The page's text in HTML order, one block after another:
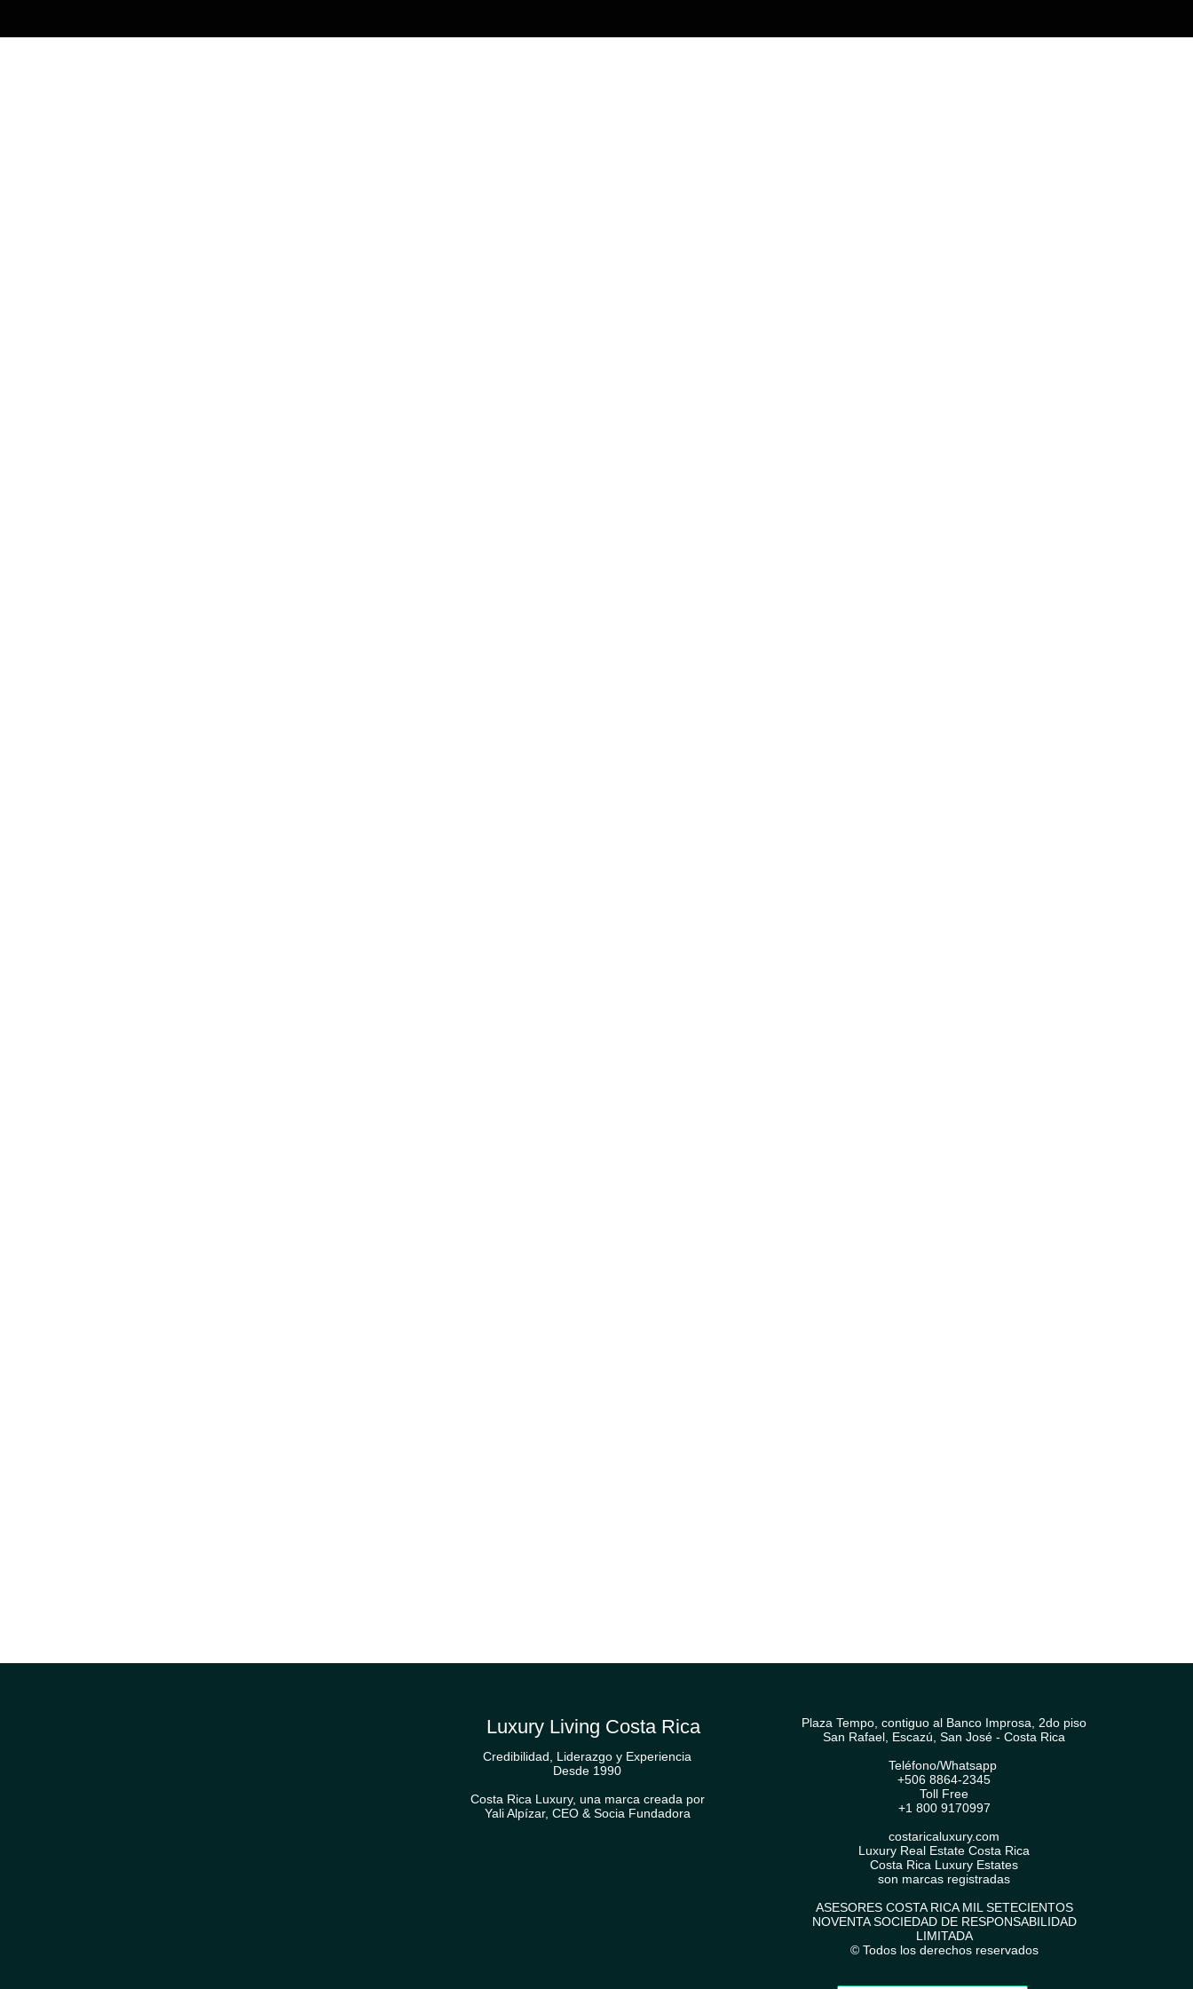
Luxury Living Costa Rica
Plaza Tempo, contiguo al Banco Improsa, 2do piso
San Rafael, Escazú, San José - Costa Rica
Teléfono/Whatsapp
+506 8864-2345
Toll Free
+1 800 9170997
costaricaluxury.com
Luxury Real Estate Costa Rica
Costa Rica Luxury Estates
son marcas registradas
ASESORES COSTA RICA MIL SETECIENTOS
NOVENTA SOCIEDAD DE RESPONSABILIDAD
LIMITADA
© Todos los derechos reservados
Credibilidad, Liderazgo y Experiencia
Desde 1990
Costa Rica Luxury, una marca creada por
Yali Alpízar, CEO & Socia Fundadora